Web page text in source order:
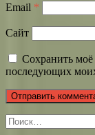
Email *
Сайт
Сохранить моё
последующих
Найти: